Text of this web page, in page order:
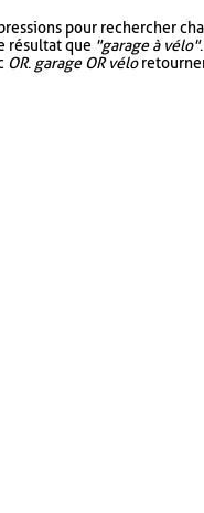
pour rechercher
résultat que "garage à vélo".
OR. garage OR vélo